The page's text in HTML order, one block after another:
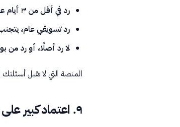
رد في أقل من ٣ أيام عمل، مفصّل، بأسماء موظفين
رد تسويقي عام،
لا رد أصلًا، أو رد من
المنصة التي لا تقبل
٩. اعتماد كبير على عملة متقلبة